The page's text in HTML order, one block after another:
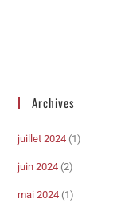
Archives
juillet 2024 (1)
juin 2024 (2)
mai 2024 (1)